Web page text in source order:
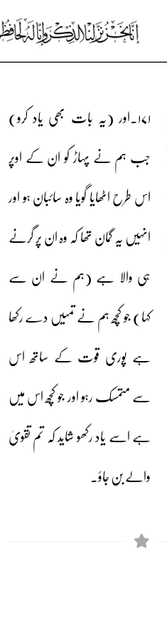
۱۷۱۔اور (یہ بات بھی یاد کرو)
جب ہم نے پہاڑ کو ان کے اوپر
اس طرح اٹھایا گویا وہ سائبان ہو اور
انہیں یہ گمان تھا کہ وہ ان پر گرنے
ہی والا ہے (ہم نے ان سے
کہا) جو کچھ ہم نے تمہیں دے رکھا
ہے پوری قوت کے ساتھ اس
سے متمسک رہو اور جو کچھ اس میں
ہے اسے یاد رکھو شاید کہ تم تقویٰ
والے بن جاؤ۔